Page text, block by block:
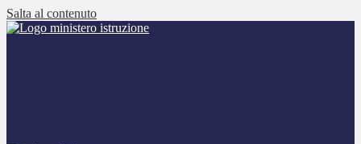
Salta al contenuto